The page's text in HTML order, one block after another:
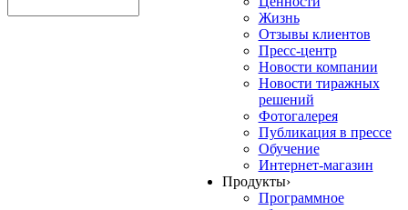
Жизнь
Отзывы клиентов
Пресс-центр
Новости компании
Новости тиражных
решений
Фотогалерея
Публикация в прессе
Обучение
Интернет-магазин
Продукты›
Программное